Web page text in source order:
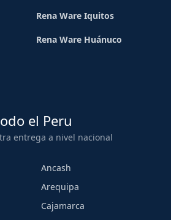
Rena Ware Iquitos
Rena Ware Huánuco
el Peru
entrega a nivel nacional
Ancash
Arequipa
Cajamarca